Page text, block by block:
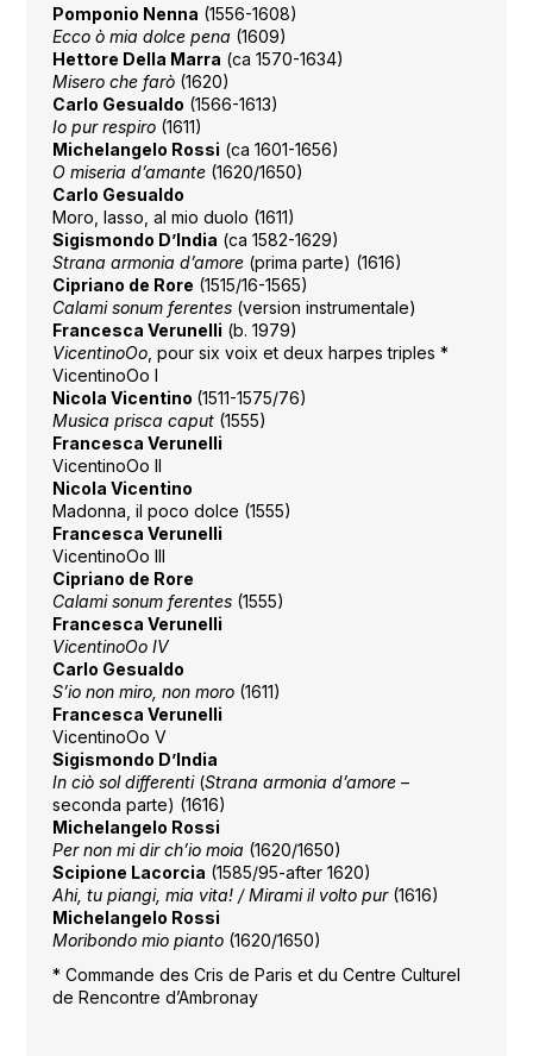
Pomponio Nenna (1556-1608)
Ecco ò mia dolce pena (1609)
Hettore Della Marra (ca 1570-1634)
Misero che farò(1620)
Carlo Gesualdo (1566-1613)
Io pur respiro(1611)
Michelangelo Rossi (ca 1601-1656)
O miseria d’amante(1620/1650)
Carlo Gesualdo
Moro, lasso, al mio duolo (1611)
Sigismondo D’India (ca 1582-1629)
Strana armonia d’amore(prima parte) (1616)
Cipriano de Rore (1515/16-1565)
Calami sonum ferentes(version instrumentale)
Francesca Verunelli (b. 1979)
VicentinoOo, pour six voix et deux harpes triples *
VicentinoOo I
Nicola Vicentino (1511-1575/76)
Musica prisca caput(1555)
Francesca Verunelli
VicentinoOo II
Nicola Vicentino
Madonna, il poco dolce (1555)
Francesca Verunelli
VicentinoOo III
Cipriano de Rore
Calami sonum ferentes(1555)
Francesca Verunelli
VicentinoOo IV
Carlo Gesualdo
S’io non miro, non moro(1611)
Francesca Verunelli
VicentinoOo V
Sigismondo D’India
In ciò sol differenti(Strana armonia d’amore–
seconda parte) (1616)
Michelangelo Rossi
Per non mi dir ch’io moia (1620/1650)
Scipione Lacorcia (1585/95-after 1620)
Ahi, tu piangi, mia vita! / Mirami il volto pur(1616)
Michelangelo Rossi
Moribondo mio pianto(1620/1650)
* Commande des Cris de Paris et du Centre Culturel
de Rencontre d’Ambronay